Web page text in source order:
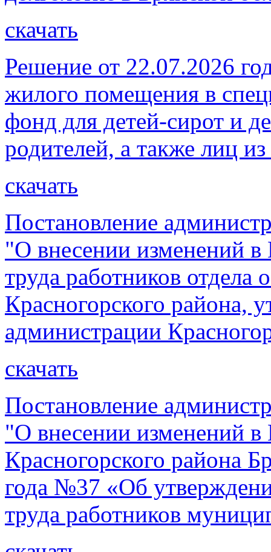
скачать
Решение от 22.07.2026
жилого помещения в
фонд для детей-сирот и
родителей, а также лиц
скачать
Постановление
"О внесении изменений
труда работников отдела
Красногорского района,
администрации
скачать
Постановление
"О внесении изменений в
Красногорского района
года №37 «Об
труда работников